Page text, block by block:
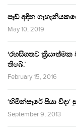
පෑඩ් අඳින
May 10, 2019
‘රහසිගතව
තිබේ.’
February 15, 2016
‘හිමින්සැරේ පියා
September 9, 2013